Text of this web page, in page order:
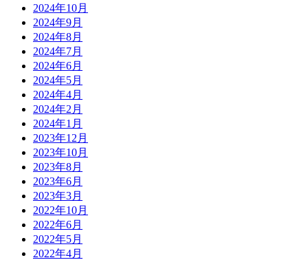
2024年10月
2024年9月
2024年8月
2024年7月
2024年6月
2024年5月
2024年4月
2024年2月
2024年1月
2023年12月
2023年10月
2023年8月
2023年6月
2023年3月
2022年10月
2022年6月
2022年5月
2022年4月